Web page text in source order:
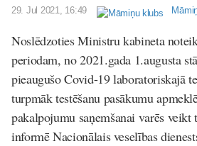
29. Jul 2021, 16:49
Noslēdzoties Ministru kabineta
periodam, no 2021.gada 1.augusta
pieaugušo Covid-19 laboratoriskajā
turpmāk testēšanu pasākumu
pakalpojumu saņemšanai varēs
informē Nacionālais veselības